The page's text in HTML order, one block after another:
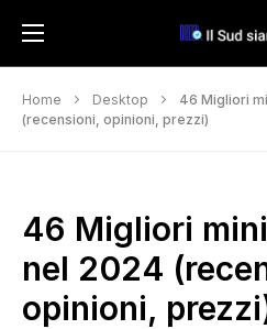
Home Desktop
46 Migliori
(recensioni, opinioni, prezzi)
46 Migliori
nel 2024
opinioni,